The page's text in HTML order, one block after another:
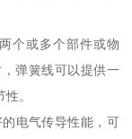
个或多个部件或物
弹簧线可以提供一
。
电气传导性能，可